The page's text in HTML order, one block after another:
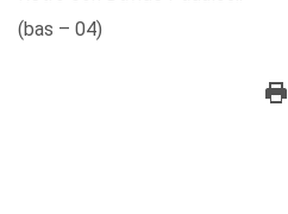
(bas – 04)